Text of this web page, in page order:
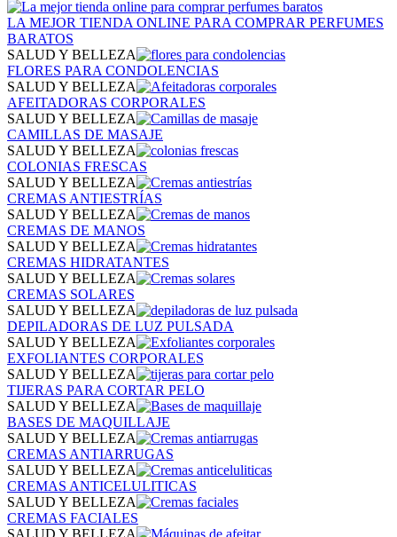
LA MEJOR TIENDA ONLINE PARA COMPRAR PERFUMES
BARATOS
SALUD Y BELLEZA
FLORES PARA CONDOLENCIAS
SALUD Y BELLEZA
AFEITADORAS CORPORALES
SALUD Y BELLEZA
CAMILLAS DE MASAJE
SALUD Y BELLEZA
COLONIAS FRESCAS
SALUD Y BELLEZA
CREMAS ANTIESTRÍAS
SALUD Y BELLEZA
CREMAS DE MANOS
SALUD Y BELLEZA
CREMAS HIDRATANTES
SALUD Y BELLEZA
CREMAS SOLARES
SALUD Y BELLEZA
DEPILADORAS DE LUZ PULSADA
SALUD Y BELLEZA
EXFOLIANTES CORPORALES
SALUD Y BELLEZA
TIJERAS PARA CORTAR PELO
SALUD Y BELLEZA
BASES DE MAQUILLAJE
SALUD Y BELLEZA
CREMAS ANTIARRUGAS
SALUD Y BELLEZA
CREMAS ANTICELULITICAS
SALUD Y BELLEZA
CREMAS FACIALES